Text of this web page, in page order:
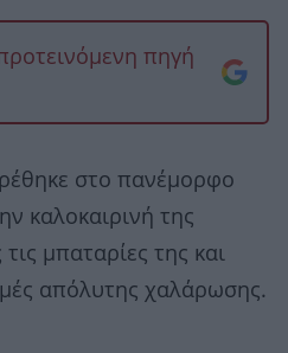
πηγή
στο πανέμορφο
καλοκαιρινή της
μπαταρίες της και
απόλυτης χαλάρωσης.